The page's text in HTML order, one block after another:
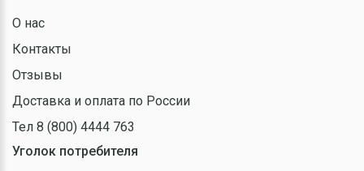
О нас
Контакты
Отзывы
Доставка и оплата по России
Тел 8 (800) 4444 763
Уголок потребителя